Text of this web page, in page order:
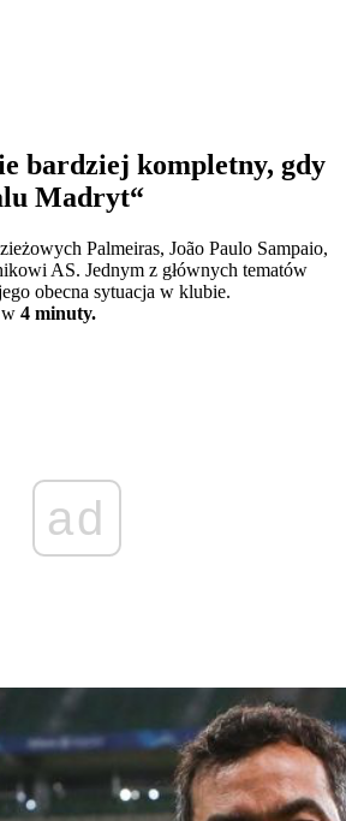
bardziej kompletny, gdy
Madryt“
Palmeiras, João Paulo Sampaio,
AS. Jednym z głównych tematów
obecna sytuacja w klubie.
w 4 minuty.
ad